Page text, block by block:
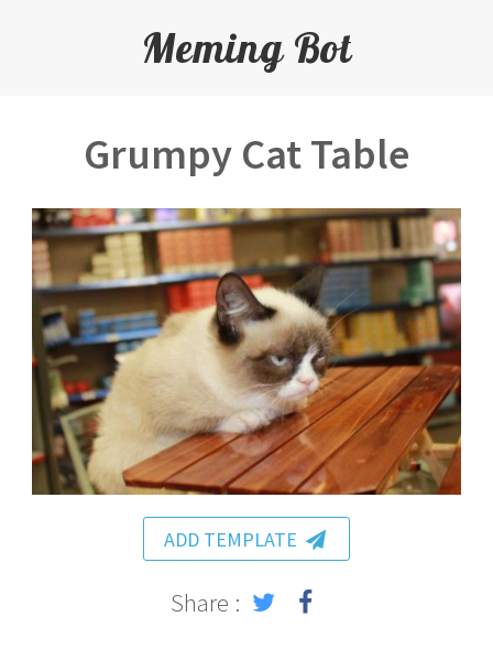
Meming Bot
Grumpy Cat Table
ADD TEMPLATE
Share :